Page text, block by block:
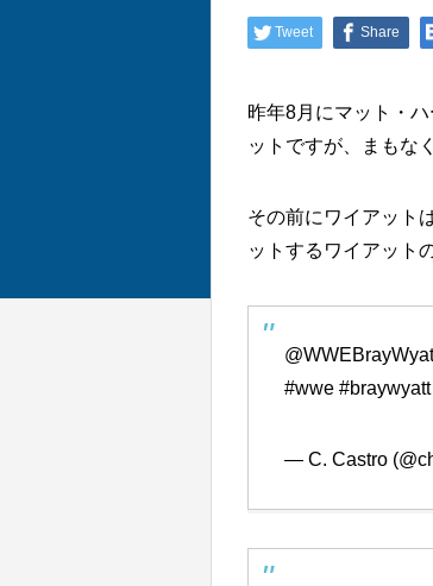
Tweet Share
昨年8月にマット・
ットですが、まもな
その前にワイアット
ットするワイアット
#wwe #braywyatt
— C. Castro